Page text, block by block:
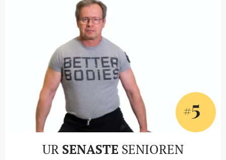
#5
UR SENASTE SENIOREN